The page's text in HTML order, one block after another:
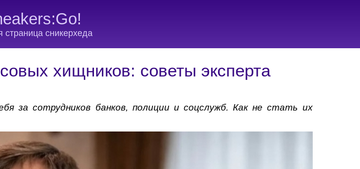
страница сникерхеда
хищников: советы эксперта
за сотрудников банков, полиции и соцслужб. Как не стать их